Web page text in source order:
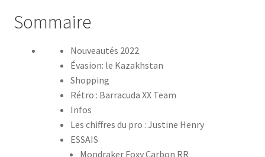
Sommaire
Nouveautés 2022
Évasion: le Kazakhstan
Shopping
Rétro : Barracuda XX Team
Infos
Les chiffres du pro : Justine Henry
ESSAIS
Mondraker Foxy Carbon RR